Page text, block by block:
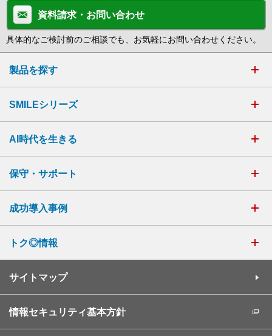
資料請求・お問い合わせ
具体的なご検討前のご相談でも、お気軽にお問い合わせください。
製品を探す
SMILEシリーズ
AI時代を生きる
保守・サポート
成功導入事例
トク◎情報
サイトマップ
情報セキュリティ基本方針